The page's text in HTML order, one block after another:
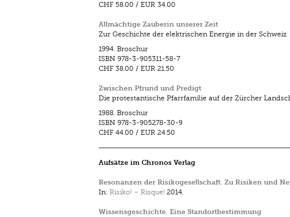
CHF 58.00 / EUR 34.00
Allmächtige Zauberin unserer Zeit
Zur Geschichte der elektrischen Energie in der Schweiz
1994. Broschur
ISBN 978-3-905311-58-7
CHF 38.00 / EUR 21.50
Zwischen Pfrund und Predigt
Die protestantische Pfarrfamilie auf der Zürcher
1988. Broschur
ISBN 978-3-905278-30-9
CHF 44.00 / EUR 24.50
Aufsätze im Chronos Verlag
Resonanzen der Risikogesellschaft. Zu Risiken und
In: Risiko! – Risque! 2014.
Wissensgeschichte. Eine Standortbestimmung